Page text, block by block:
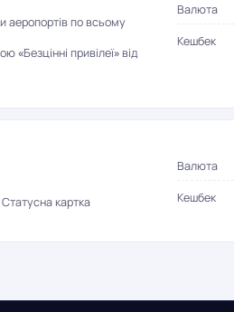
аеропортів по всьому
«Безцінні привілеї» від
Валюта
Кешбек
Статусна картка
Валюта
Кешбек